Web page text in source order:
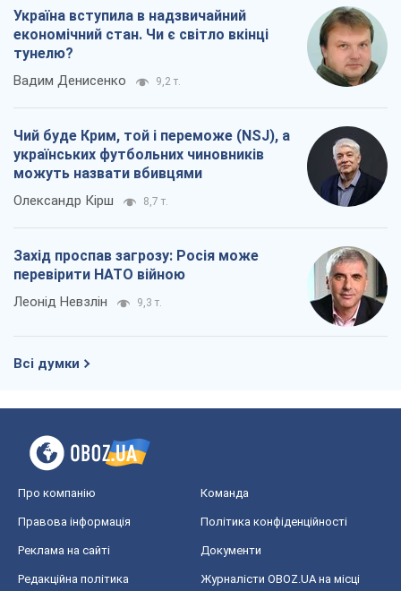
Україна вступила в надзвичайний
економічний стан. Чи є світло вкінці
тунелю?
Вадим Денисенко 9,2 т.
Чий буде Крим, той і переможе (NSJ), а
українських футбольних чиновників
можуть назвати вбивцями
Олександр Кірш 8,7 т.
Захід проспав загрозу: Росія може
перевірити НАТО війною
Леонід Невзлін 9,3 т.
Всі думки
Про компанію Команда
Правова інформація Політика конфіденційності
Реклама на сайті Документи
Редакційна політика
Журналісти OBOZ.UA на місці